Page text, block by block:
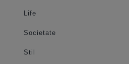
Life
Societate
Stil